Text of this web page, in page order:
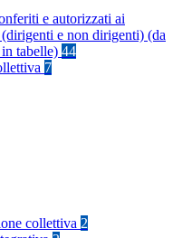
e autorizzati ai
e non dirigenti) (da
tabelle) 44
7
collettiva 2